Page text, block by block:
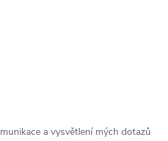
a vysvětlení mých dotazů